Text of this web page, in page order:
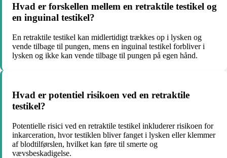
Hvad er forskellen mellem en retraktile testikel og
en inguinal testikel?
En retraktile testikel kan midlertidigt trækkes op i lysken og
vende tilbage til pungen, mens en inguinal testikel forbliver i
lysken og ikke kan vende tilbage til pungen på egen hånd.
Hvad er potentiel risikoen ved en retraktile
testikel?
Potentielle risici ved en retraktile testikel inkluderer risikoen for
inkarceration, hvor testiklen bliver fanget i lysken eller klemmer
af blodtilførslen, hvilket kan føre til smerte og
vævsbeskadigelse.